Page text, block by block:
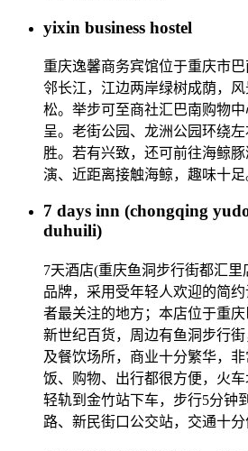
yixin business hostel
重庆逸馨商务宾馆位于重庆市
邻长江，江边两岸绿树成荫，
松。举步可至商社汇巴南购物
呈。老街公园、龙洲公园环绕
胜。若有兴致，还可前往海鲸
演、近距离接触海鲸，趣味十足
7 days inn (chongqing
duhuili)
7天酒店(重庆鱼洞步行街都汇里
品牌，采用受年轻人欢迎的简
者最关注的地方；本店位于重
新世纪百货，周边有鱼洞步行
及餐饮场所，商业十分繁华，
饭、购物、出行都很方便，火
轻轨到金竹站下车，步行5分钟
路、新民街口公交站，交通十分